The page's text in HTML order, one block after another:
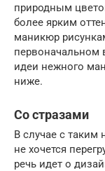
природным
более ярким
маникюр
первоначальном
идеи нежного
ниже.
Со стразами
В случае с
не хочется
речь идет о